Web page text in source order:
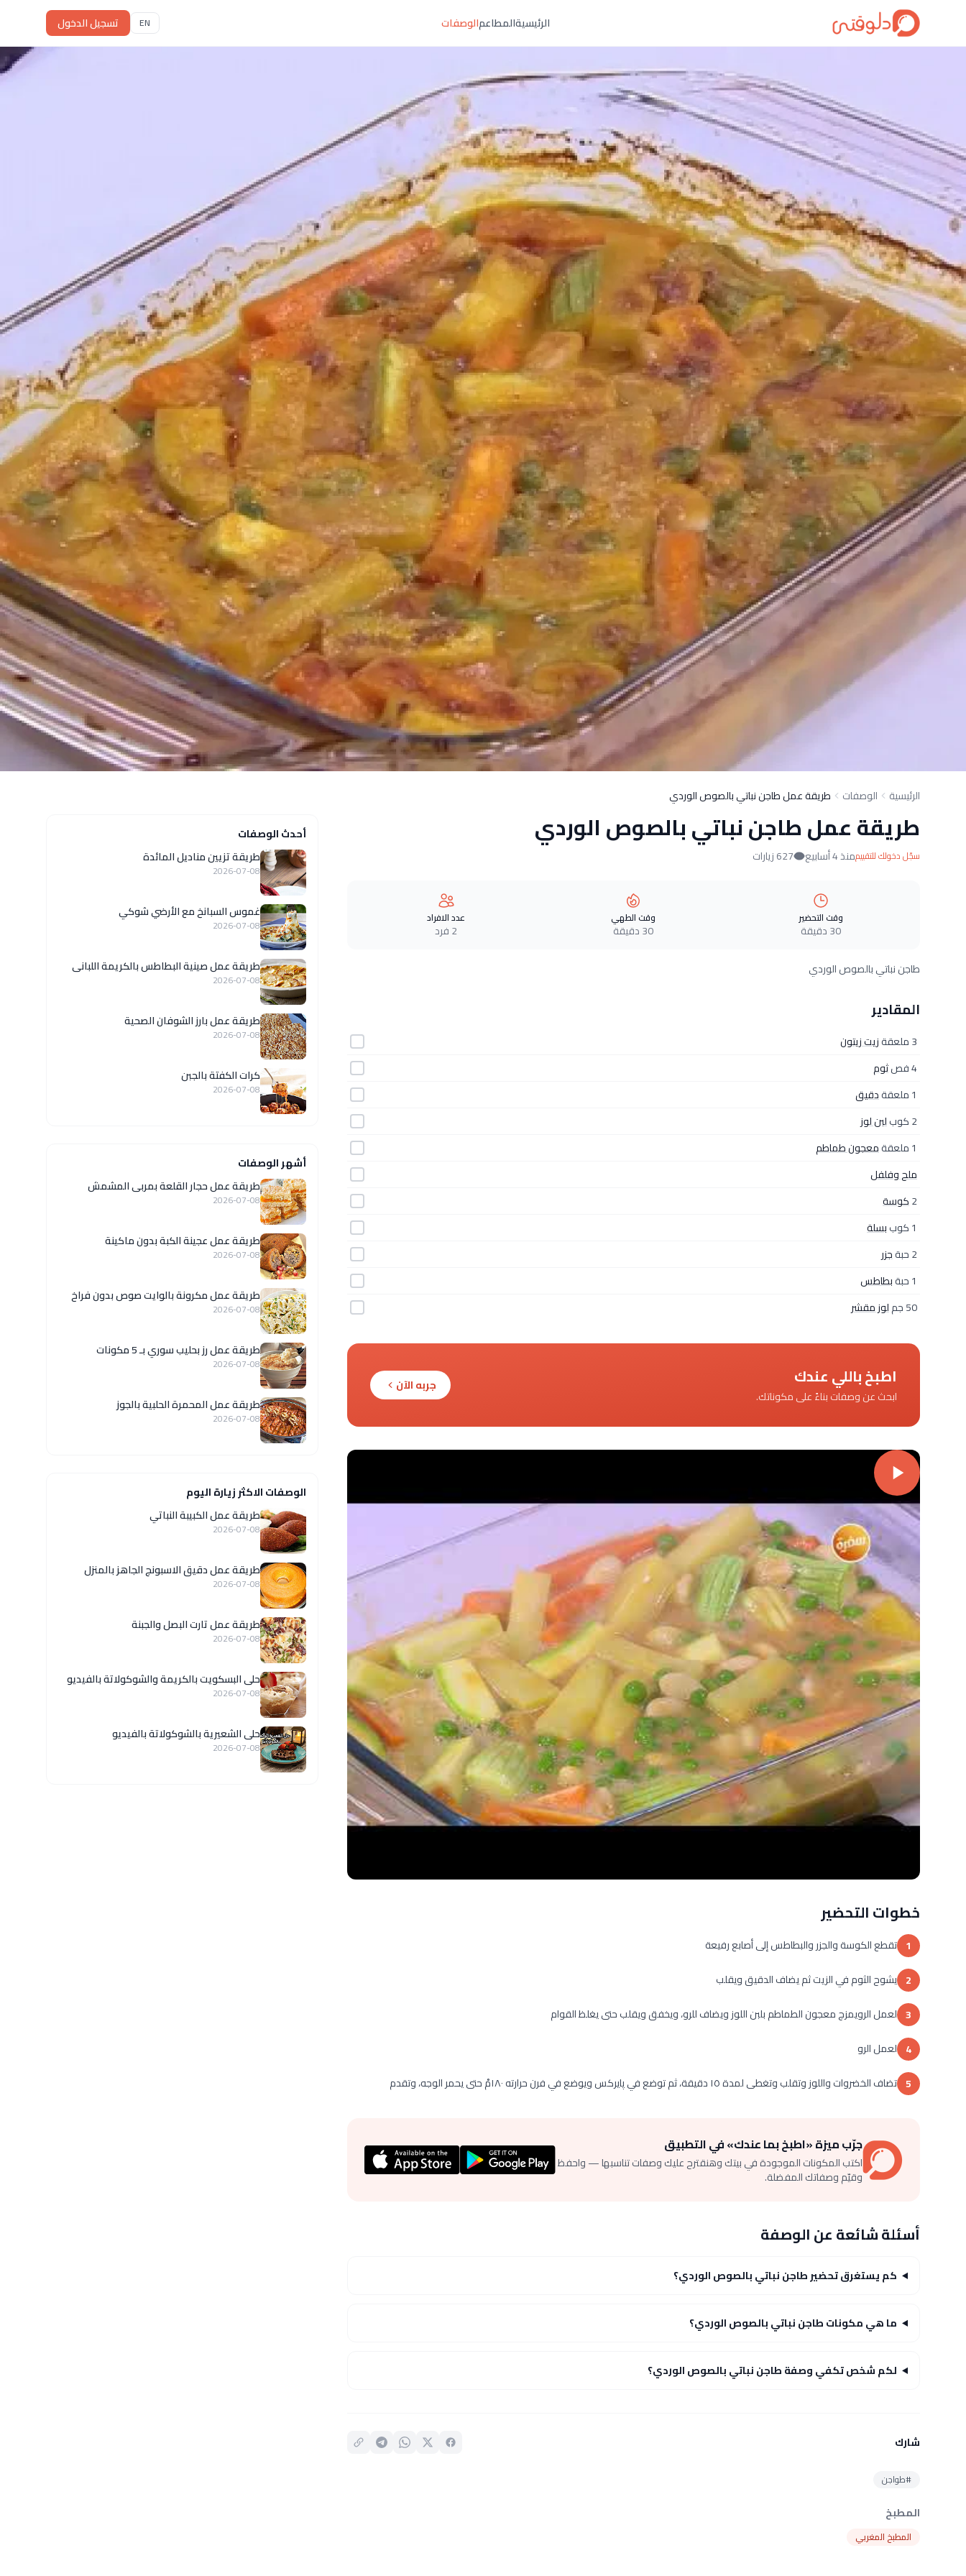
الرئيسيةالمطاعمالوصفات EN تسجيل الدخول
الرئيسية الوصفات طريقة عمل طاجن نباتي بالصوص الوردي
طريقة عمل طاجن نباتي بالصوص الوردي
سجّل دخولك للتقييممنذ 4 أسابيع 627 زيارات
وقت التحضير
30 دقيقة
وقت الطهي
30 دقيقة
عدد الافراد
2 فرد
طاجن نباتي بالصوص الوردي
المقادير
3 ملعقة
زيت زيتون
4 فص
ثوم
1 ملعقة
دقيق
2 كوب
لبن لوز
1 ملعقة
معجون طماطم
ملح وفلفل
2كوسة
1 كوب
بسلة
2 حبة
جزر
1 حبة
بطاطس
50 جم
لوز مقشر
اطبخ باللي عندك
ابحث عن وصفات بناءً على مكوناتك.
جربه الآن
خطوات التحضير
1 تقطع الكوسة والجزر والبطاطس إلى أصابع رفيعة
2 يشوح الثوم في الزيت ثم يضاف الدقيق ويقلب
3 لعمل الرويمزج معجون الطماطم بلبن اللوز ويضاف للرو، ويخفق ويقلب حتى يغلظ القوام
4 لعمل الرو
5 تضاف الخضروات واللوز وتقلب وتغطى لمدة ١٥ دقيقة، ثم توضع في پايركس ويوضع في فرن حرارته ١٨٠مْ حتى يحمر الوجه، وتقدم
جرّب ميزة «اطبخ بما عندك» في التطبيق
اكتب المكونات الموجودة في بيتك وهنقترح عليك وصفات تناسبها — واحفظ
وقيّم وصفاتك المفضلة.
أسئلة شائعة عن الوصفة
كم يستغرق تحضير طاجن نباتي بالصوص الوردي؟
ما هي مكونات طاجن نباتي بالصوص الوردي؟
لكم شخص تكفي وصفة طاجن نباتي بالصوص الوردي؟
شارك
#طواجن
المطبخ
المطبخ المغربي
أحدث الوصفات
طريقة تزيين مناديل المائدة
2026-07-08
غموس السبانخ مع الأرضي شوكي
2026-07-08
طريقة عمل صينية البطاطس بالكريمة اللبانى
2026-07-08
طريقة عمل بارز الشوفان الصحية
2026-07-08
كرات الكفتة بالجبن
2026-07-08
أشهر الوصفات
طريقة عمل حجار القلعة بمربى المشمش
2026-07-08
طريقة عمل عجينة الكبة بدون ماكينة
2026-07-08
طريقة عمل مكرونة بالوايت صوص بدون فراخ
2026-07-08
طريقة عمل رز بحليب سوري بـ 5 مكونات
2026-07-08
طريقة عمل المحمرة الحلبية بالجوز
2026-07-08
الوصفات الاكثر زيارة اليوم
طريقة عمل الكبيبة النباتي
2026-07-08
طريقة عمل دقيق الاسبونج الجاهز بالمنزل
2026-07-08
طريقة عمل تارت البصل والجبنة
2026-07-08
حلى البسكويت بالكريمة والشوكولاتة بالفيديو
2026-07-08
حلى الشعيرية بالشوكولاتة بالفيديو
2026-07-08